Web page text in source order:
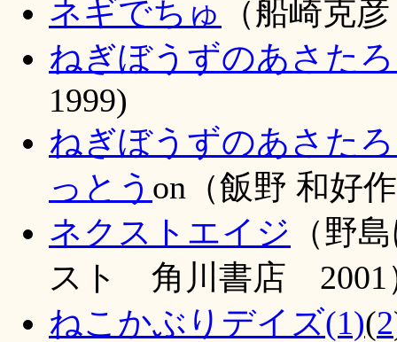
ネギでちゅ
（船崎克
ねぎぼうずのあさた
1999)
ねぎぼうずのあさた
っとう on（飯野 和好
ネクストエイジ （野
スト 角川書店 2001
ねこかぶりデイズ(1)(2